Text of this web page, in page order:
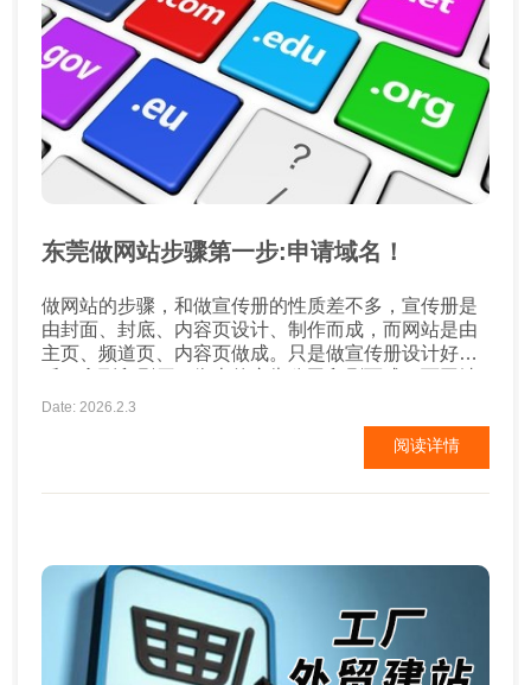
东莞做网站步骤第一步:申请域名！
做网站的步骤，和做宣传册的性质差不多，宣传册是
由封面、封底、内容页设计、制作而成，而网站是由
主页、频道页、内容页做成。只是做宣传册设计好之
制作、设计之后，申请域名、购买空间，发布到指定
的ip上去。做网站和做宣传册的步骤、流程差不多。
下面关于做网站的步骤，我从零开始做网站为您一一
的门牌号码、办公地址。如...
Date: 2026.2.3
阅读详情